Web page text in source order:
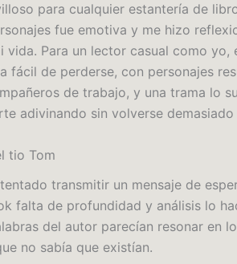
para cualquier estantería de
fue emotiva y me hizo
vida. Para un lector casual como yo,
fácil de perderse, con personajes
de trabajo, y una trama lo
adivinando sin volverse
tio Tom
transmitir un mensaje de
falta de profundidad y análisis lo
del autor parecían resonar en
no sabía que existían.